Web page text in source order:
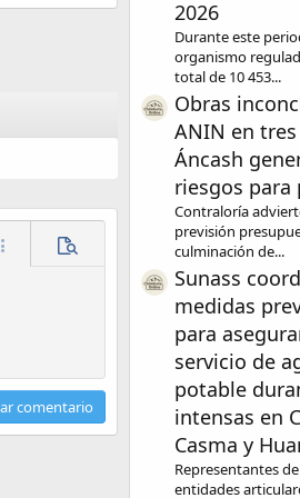
opciones...
Visualización previa
comentario
2026
Durante este
organismo
total de 10 453...
Obras
ANIN en
Áncash
riesgos para
Contraloría
previsión
culminación de...
Sunass
medidas
para
servicio de
potable
intensas en
Casma y
Representantes
entidades